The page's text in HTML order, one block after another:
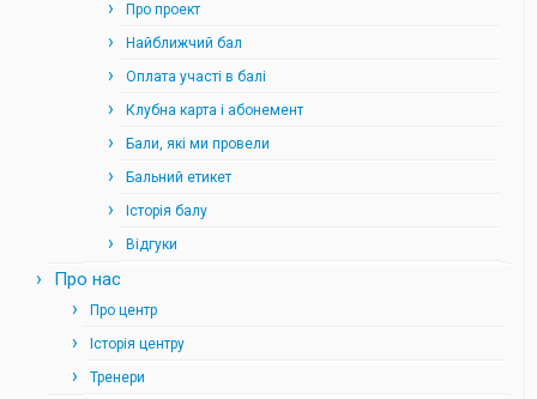
Про проект
Найближчий бал
Оплата участі в балі
Клубна карта і абонемент
Бали, які ми провели
Бальний етикет
Історія балу
Відгуки
Про нас
Про центр
Історія центру
Тренери